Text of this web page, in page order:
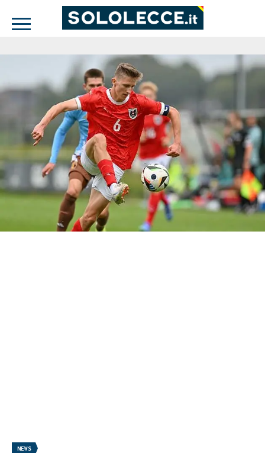
NEWS